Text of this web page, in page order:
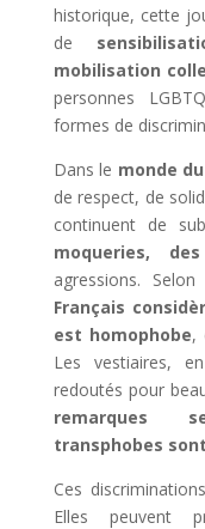
historique, cette
de
mobilisation
personnes
formes de
Dans le monde
de respect, de
continuent de
moqueries,
agressions.
Français
est homophobe,
Les vestiaires,
redoutés pour
remarques
transphobes
Ces
Elles peuvent